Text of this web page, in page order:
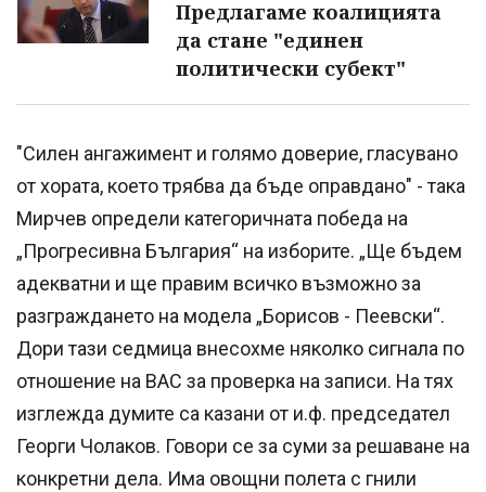
Предлагаме коалицията
да стане "единен
политически субект"
"Силен ангажимент и голямо доверие, гласувано
от хората, което трябва да бъде оправдано" - така
Мирчев определи категоричната победа на
„Прогресивна България“ на изборите. „Ще бъдем
адекватни и ще правим всичко възможно за
разграждането на модела „Борисов - Пеевски“.
Дори тази седмица внесохме няколко сигнала по
отношение на ВАС за проверка на записи. На тях
изглежда думите са казани от и.ф. председател
Георги Чолаков. Говори се за суми за решаване на
конкретни дела. Има овощни полета с гнили